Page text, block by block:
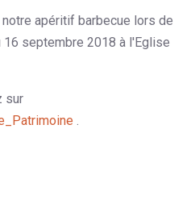
apéritif barbecue lors de
16 septembre 2018 à l'Eglise
sur
.